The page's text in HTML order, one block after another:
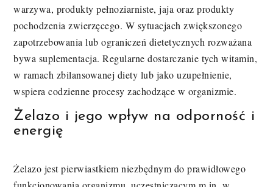
warzywa, produkty pełnoziarniste, jaja oraz produkty
pochodzenia zwierzęcego. W sytuacjach zwiększonego
zapotrzebowania lub ograniczeń dietetycznych rozważana
bywa suplementacja. Regularne dostarczanie tych witamin,
w ramach zbilansowanej diety lub jako uzupełnienie,
wspiera codzienne procesy zachodzące w organizmie.
Żelazo i jego wpływ na odporność i
energię
Żelazo jest pierwiastkiem niezbędnym do prawidłowego